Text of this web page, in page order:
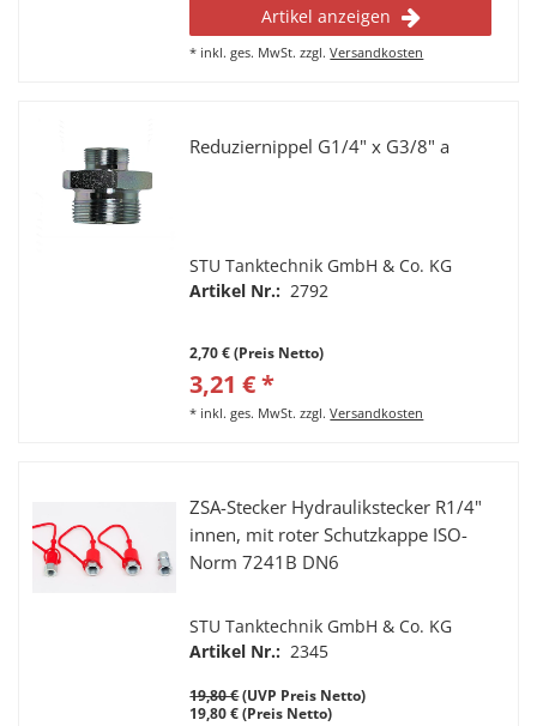
Artikel anzeigen
* inkl. ges. MwSt. zzgl.Versandkosten
Reduziernippel G1/4" x G3/8" a
STU Tanktechnik GmbH & Co. KG
Artikel Nr.: 2792
2,70 € (Preis Netto)
3,21 € *
* inkl. ges. MwSt. zzgl.Versandkosten
ZSA-Stecker Hydraulikstecker R1/4"
innen, mit roter Schutzkappe ISO-
Norm 7241B DN6
STU Tanktechnik GmbH & Co. KG
Artikel Nr.: 2345
19,80 €(UVP Preis Netto)
19,80 € (Preis Netto)